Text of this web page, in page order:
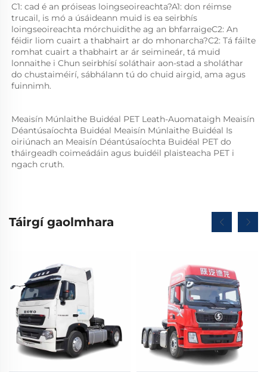
C1: cad é an próiseas loingseoireachta?A1: don réimse
trucail, is mó a úsáideann muid is ea seirbhís
loingseoireachta mórchuidithe ag an bhfarraigeC2: An
féidir liom cuairt a thabhairt ar do mhonarcha?C2: Tá fáilte
romhat cuairt a thabhairt ar ár seimineár, tá muid
lonnaithe i Chun seirbhísí soláthair aon-stad a sholáthar
do chustaiméirí, sábhálann tú do chuid airgid, ama agus
fuinnimh.
Meaisín Múnlaithe Buidéal PET Leath-Auomataigh Meaisín
Déantúsaíochta Buidéal Meaisín Múnlaithe Buidéal Is
oiriúnach an Meaisín Déantúsaíochta Buidéal PET do
tháirgeadh coimeádáin agus buidéil plaisteacha PET i
ngach cruth.
Táirgí gaolmhara